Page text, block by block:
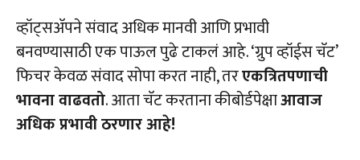
व्हॉट्सअ‍ॅपने संवाद अधिक मानवी आणि प्रभावी
बनवण्यासाठी एक पाऊल पुढे टाकलं आहे. ‘ग्रुप व्हॉईस चॅट’
फिचर केवळ संवाद सोपा करत नाही, तरएकत्रितपणाची
भावना वाढवतो. आता चॅट करताना कीबोर्डपेक्षाआवाज
अधिक प्रभावी ठरणार आहे!